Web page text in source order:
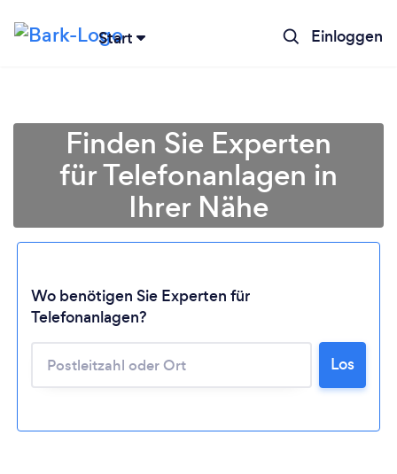
Start Einloggen
Lädt ...
Finden Sie Experten
für Telefonanlagen in
Ihrer Nähe
Wo benötigen Sie Experten für
Telefonanlagen?
Los